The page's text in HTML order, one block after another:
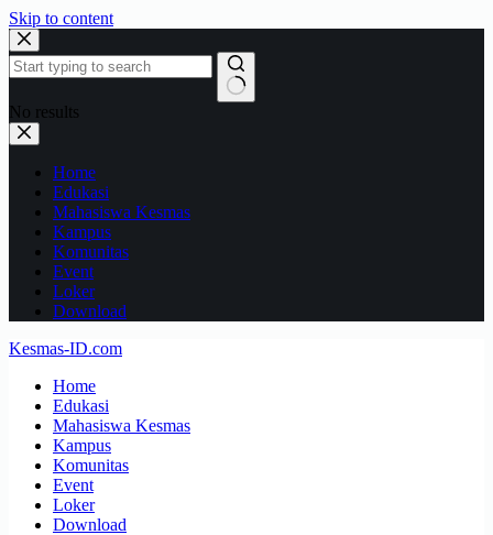
Skip to content
No results
Home
Edukasi
Mahasiswa Kesmas
Kampus
Komunitas
Event
Loker
Download
Kesmas-ID.com
Home
Edukasi
Mahasiswa Kesmas
Kampus
Komunitas
Event
Loker
Download